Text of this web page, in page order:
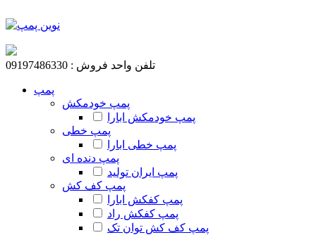
تلفن واحد فروش : 09197486330
پمپ
پمپ خودمکش
پمپ خودمکش ابارا
پمپ خطی
پمپ خطی ابارا
پمپ دنده ای
پمپ ایران تولید
پمپ کف کش
پمپ کفکش ابارا
پمپ کفکش راد
پمپ کف کش توان تک